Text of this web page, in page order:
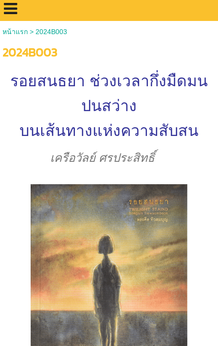
หน้าแรก> 2024B003
2024B003
รอยสนธยา ช่วงเวลากึ่งมืดมน
ปนสว่าง
บนเส้นทางแห่งความสับสน
เครือวัลย์ ศรประสิทธิ์